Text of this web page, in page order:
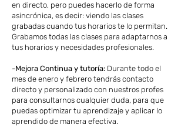
en directo, pero puedes hacerlo de forma
asincrónica, es decir: viendo las clases
grabadas cuando tus horarios te lo permitan.
Grabamos todas las clases para adaptarnos a
tus horarios y necesidades profesionales.
-Mejora Continua y tutoría: Durante todo el
mes de enero y febrero tendrás contacto
directo y personalizado con nuestros profes
para consultarnos cualquier duda, para que
puedas optimizar tu aprendizaje y aplicar lo
aprendido de manera efectiva.